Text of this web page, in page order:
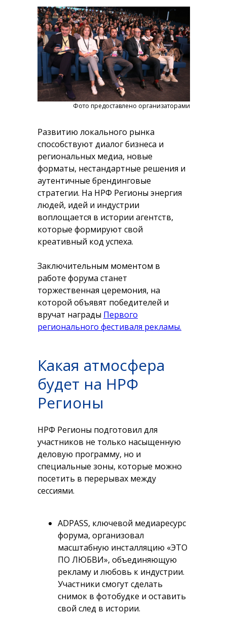
Фото предоставлено организаторами
Развитию локального рынка
способствуют диалог бизнеса и
региональных медиа, новые
форматы, нестандартные решения и
аутентичные брендинговые
стратегии. На НРФ Регионы энергия
людей, идей и индустрии
воплощается в истории агентств,
которые формируют свой
креативный код успеха.
Заключительным моментом в
работе форума станет
торжественная церемония, на
которой объявят победителей и
вручат награды Первого
регионального фестиваля рекламы.
Какая атмосфера
будет на НРФ
Регионы
НРФ Регионы подготовил для
участников не только насыщенную
деловую программу, но и
специальные зоны, которые можно
посетить в перерывах между
сессиями.
ADPASS, ключевой медиаресурс
форума, организовал
масштабную инсталляцию «ЭТО
ПО ЛЮБВИ», объединяющую
рекламу и любовь к индустрии.
Участники смогут сделать
снимок в фотобудке и оставить
свой след в истории.